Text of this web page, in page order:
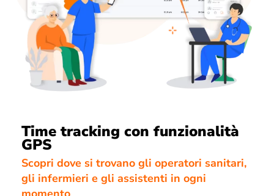
Time tracking con funzionalità
GPS
Scopri dove si trovano gli operatori sanitari,
gli infermieri e gli assistenti in ogni